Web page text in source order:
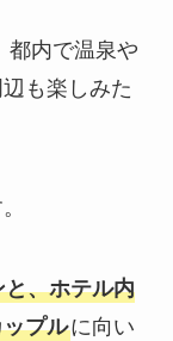
都内で温泉や
も楽しみた
、ホテル内
プルに向い